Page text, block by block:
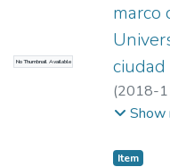
No Thumbnail Available
marco
(2018-
(GEM)
Show
Item